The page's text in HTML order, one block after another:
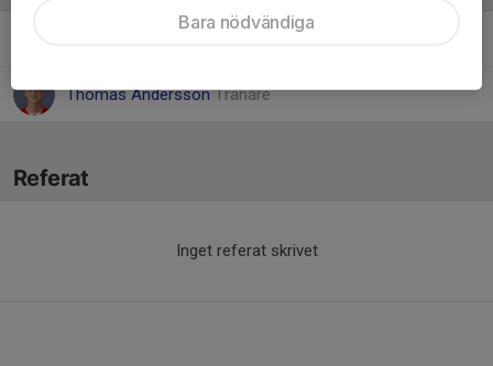
Thomas AnderssonTränare
Referat
Inget referat skrivet
Bara nödvändiga